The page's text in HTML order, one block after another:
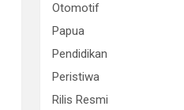
Otomotif
Papua
Pendidikan
Peristiwa
Rilis Resmi